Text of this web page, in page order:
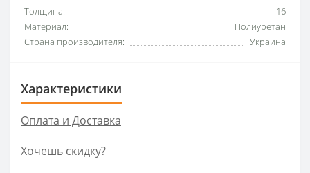
Толщина:
16
Материал:
Полиуретан
Страна производителя:
Украина
Характеристики
Оплата и Доставка
Хочешь скидку?